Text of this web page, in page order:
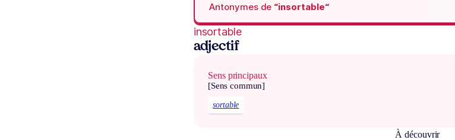
Antonymes de “insortable“
insortable
adjectif
Sens principaux
[Sens commun]
sortable
À découvrir